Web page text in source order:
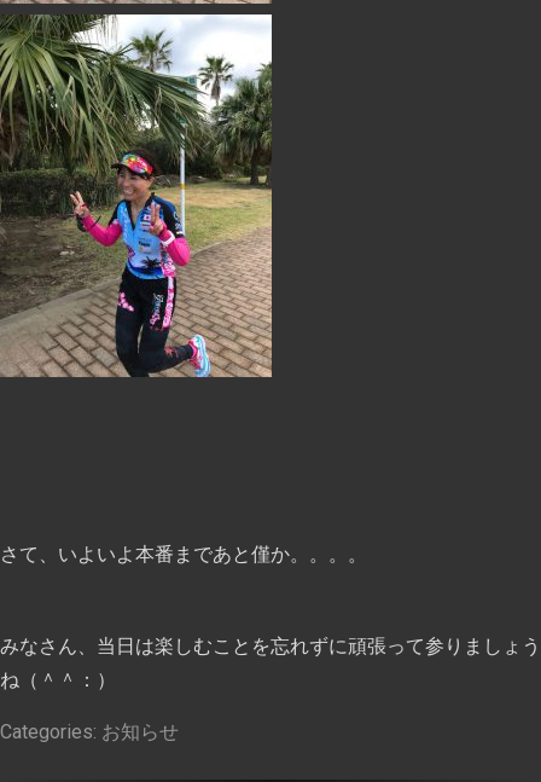
さて、いよいよ本番まであと僅か。。。。
みなさん、当日は楽しむことを忘れずに頑張って参りましょう
ね（＾＾：）
Categories: お知らせ